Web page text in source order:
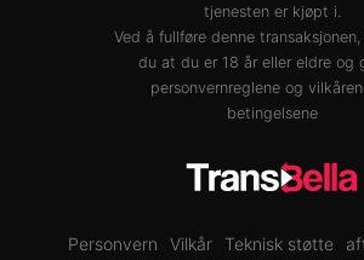
tjenesten er kjøpt i.
Ved å fullføre denne
du at du er 18 år eller eldre og
personvernregleneog
betingelsene
Personvern Vilkår Teknisk støtte